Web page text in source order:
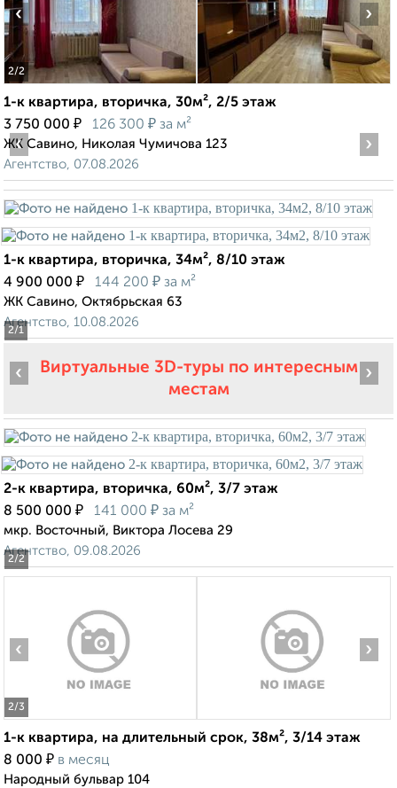
2/2
‹ ›
1-к квартира, вторичка, 30м², 2/5 этаж
3 750 000 ₽ 126 300 ₽ за м²
ЖК Савино, Николая Чумичова 123
Агентство, 07.08.2026
2/1
‹ ›
1-к квартира, вторичка, 34м², 8/10 этаж
4 900 000 ₽ 144 200 ₽ за м²
ЖК Савино, Октябрьская 63
Агентство, 10.08.2026
Виртуальные 3D-туры по интересным
местам
2/2
‹ ›
2-к квартира, вторичка, 60м², 3/7 этаж
8 500 000 ₽ 141 000 ₽ за м²
мкр. Восточный, Виктора Лосева 29
Агентство, 09.08.2026
2/3
‹ ›
1-к квартира, на длительный срок, 38м², 3/14 этаж
8 000 ₽ в месяц
Народный бульвар 104